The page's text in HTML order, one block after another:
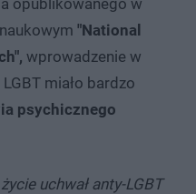
"National
wprowadzenie w
miało bardzo
psychicznego
uchwał anty-LGBT